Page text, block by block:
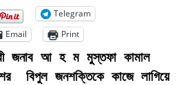
Telegram
Email Print
জনাব আ হ ম মুস্তফা কামাল
বিপুল জনশক্তিকে কাজে লাগিয়ে